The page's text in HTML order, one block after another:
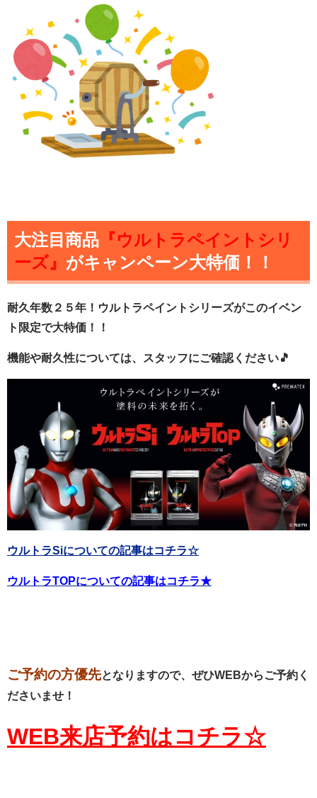
大注目商品 『ウルトラペイントシリ
ーズ』 がキャンペーン大特価！！
耐久年数２５年！ウルトラペイントシリーズがこのイベン
ト限定で大特価！！
機能や耐久性については、スタッフにご確認ください🎵
ウルトラSiについての記事はコチラ☆
ウルトラTOPについての記事はコチラ★
ご予約の方優先となりますので、ぜひWEBからご予約く
ださいませ！
WEB来店予約はコチラ☆